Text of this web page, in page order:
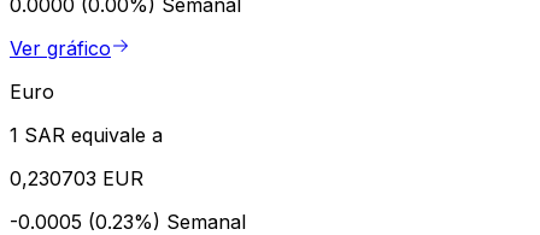
Ver gráfico
Euro
1 SAR equivale a
0,230703 EUR
-0.0005 (0.23%) Semanal